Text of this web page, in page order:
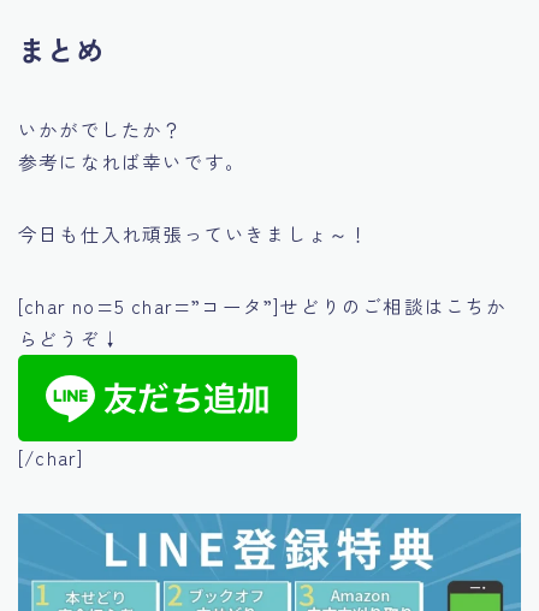
まとめ
いかがでしたか？
参考になれば幸いです。
今日も仕入れ頑張っていきましょ～！
[char no=5 char=”コータ”]せどりのご相談はこちか
らどうぞ↓
[/char]